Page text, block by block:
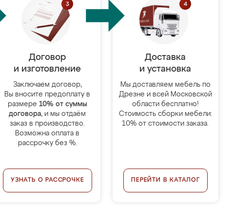
Договор
и изготовление
Заключаем договор,
Вы вносите предоплату в
размере 10% от суммы
договора, и мы отдаём
заказ в производство.
Возможна оплата в
рассрочку без %.
УЗНАТЬ О РАССРОЧКЕ
Доставка
и установка
Мы доставляем мебель по
Дрезне и всей Московской
области бесплатно!
Стоимость сборки мебели:
10% от стоимости заказа.
ПЕРЕЙТИ В КАТАЛОГ